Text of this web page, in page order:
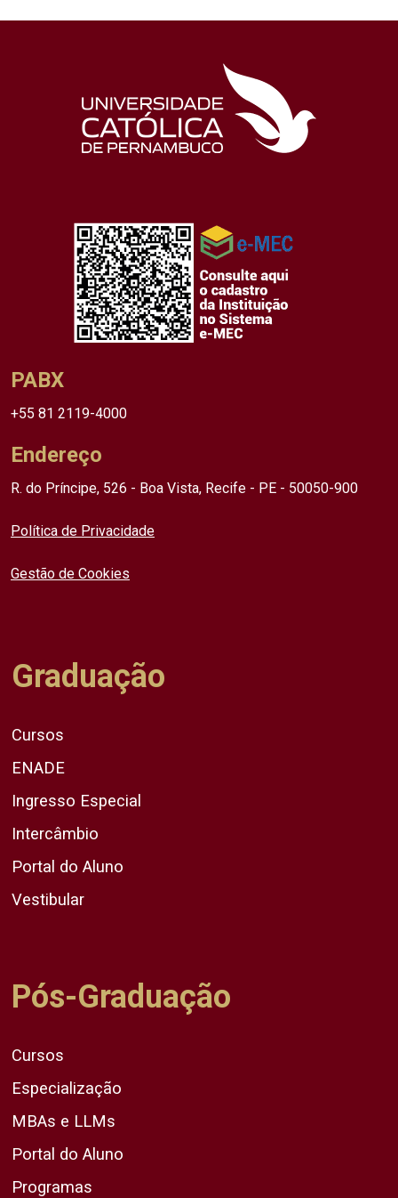
PABX
+55 81 2119-4000
Endereço
R. do Príncipe, 526 - Boa Vista, Recife - PE - 50050-900
Política de Privacidade
Gestão de Cookies
Graduação
Cursos
ENADE
Ingresso Especial
Intercâmbio
Portal do Aluno
Vestibular
Pós-Graduação
Cursos
Especialização
MBAs e LLMs
Portal do Aluno
Programas